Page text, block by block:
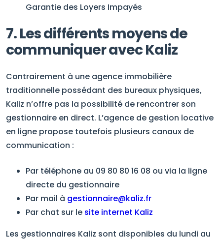
Garantie des Loyers Impayés
7. Les différents moyens de
communiquer avec Kaliz
Contrairement à une agence immobilière
traditionnelle possédant des bureaux physiques,
Kaliz n’offre pas la possibilité de rencontrer son
gestionnaire en direct. L’agence de gestion locative
en ligne propose toutefois plusieurs canaux de
communication :
Par téléphone au 09 80 80 16 08 ou via la ligne
directe du gestionnaire
Par mail à gestionnaire@kaliz.fr
Par chat sur le site internet Kaliz
Les gestionnaires Kaliz sont disponibles du lundi au